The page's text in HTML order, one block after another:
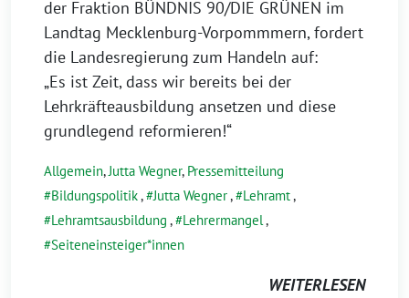
der Fraktion BÜNDNIS 90/DIE GRÜNEN im
Landtag Mecklenburg-Vorpommmern, fordert
die Landesregierung zum Handeln auf:
„Es ist Zeit, dass wir bereits bei der
Lehrkräfteausbildung ansetzen und diese
grundlegend reformieren!“
Allgemein,Jutta Wegner, Pressemitteilung
Bildungspolitik, Jutta Wegner, Lehramt,
Lehramtsausbildung , Lehrermangel,
Seiteneinsteiger*innen
WEITERLESEN